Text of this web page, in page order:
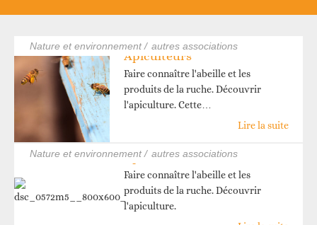
nature et environnement / autres associations
Apiculteurs
Faire connaître l'abeille et les
produits de la ruche. Découvrir
l'apiculture. Cette…
Lire la suite
nature et environnement / autres associations
Faire connaître l'abeille et les
produits de la ruche. Découvrir
l'apiculture.